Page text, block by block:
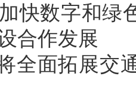
快数字和绿
合作发展
全面拓展交